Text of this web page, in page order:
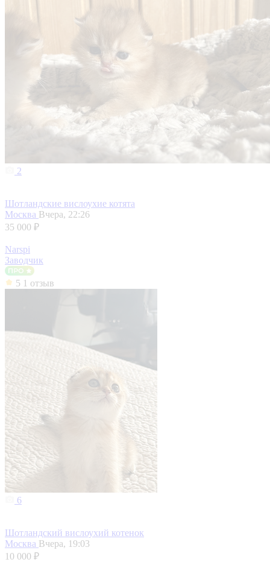
2
Шотландские вислоухие котята
Москва Вчера, 22:26
35 000 ₽
Narspi
Заводчик
5 1 отзыв
6
Шотландский вислоухий котенок
Москва Вчера, 19:03
10 000 ₽